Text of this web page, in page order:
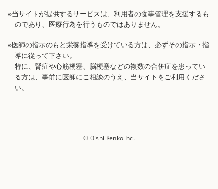
※当サイトが提供するサービスは、利用者の食事管理を支援するも
のであり、医療行為を行うものではありません。
※医師の指示のもと栄養指導を受けている方は、必ずその指示・指
導に従って下さい。
特に、腎症や心筋梗塞、脳梗塞などの複数の合併症を患ってい
る方は、事前に医師にご相談のうえ、当サイトをご利用くださ
い。
© Oishi Kenko Inc.